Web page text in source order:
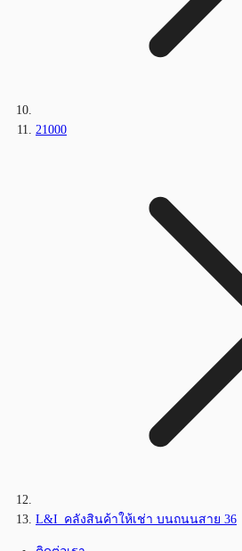
21000
L&I_คลังสินค้าให้เช่า บนถนนสาย 36